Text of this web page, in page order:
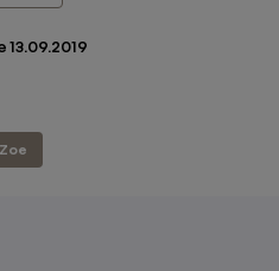
13.09.2019
Zoe